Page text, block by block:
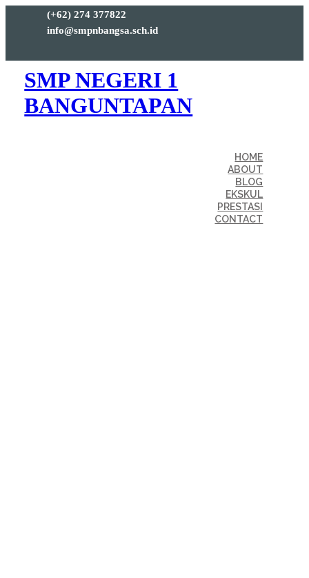
(+62) 274 377822
info@smpnbangsa.sch.id
SMP NEGERI 1
BANGUNTAPAN
HOME
ABOUT
BLOG
EKSKUL
PRESTASI
CONTACT